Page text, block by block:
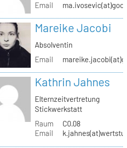
Email
Mareike Jacobi
Absolventin
Email
Kathrin Jahnes
Elternzeitvertretung
Stickwerkstatt
Raum
C0.08
Email